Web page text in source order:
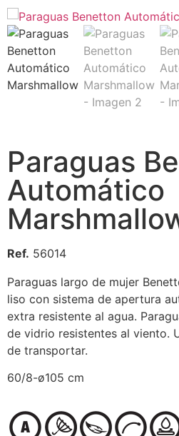
Paraguas
Automático
Ref. 56014
Paraguas largo de mujer
liso con sistema de apertura
extra resistente al agua.
de vidrio resistentes al viento.
de transportar.
60/8-ø105 cm